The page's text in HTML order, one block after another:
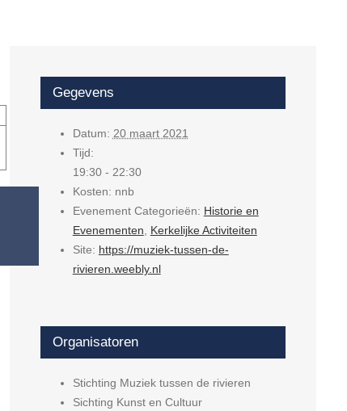
Gegevens
Datum: 20 maart 2021
Tijd:
19:30 - 22:30
Kosten: nnb
Evenement Categorieën: Historie en
Evenementen
Kerkelijke Activiteiten
Site: https://muziek-tussen-de-
rivieren.weebly.nl
Organisatoren
Stichting Muziek tussen de rivieren
Sichting Kunst en Cultuur